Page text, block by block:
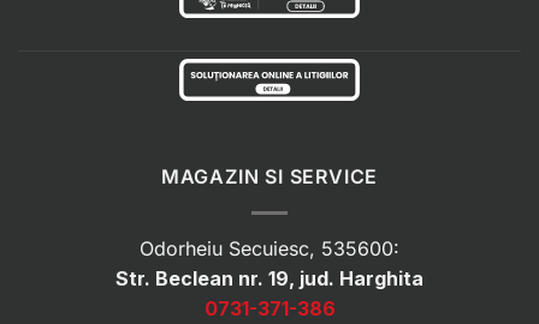
MAGAZIN SI SERVICE
Odorheiu Secuiesc, 535600:
Str. Beclean nr. 19, jud. Harghita
0731-371-386